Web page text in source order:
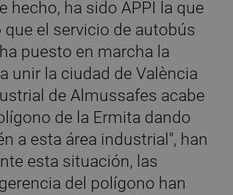
hecho, ha sido APPI la que
que el servicio de autobús
puesto en marcha la
unir la ciudad de València
de Almussafes acabe
de la Ermita dando
a esta área industrial", han
esta situación, las
del polígono han